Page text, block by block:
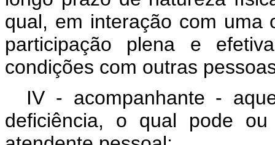
qual, em interação com uma
participação plena e
condições com outras
IV - acompanhante -
deficiência, o qual pode